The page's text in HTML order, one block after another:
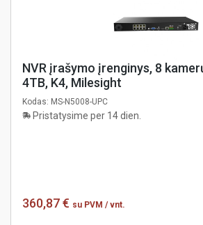
NVR įrašymo įrenginys, 8
4TB, K4, Milesight
Kodas: MS-N5008-UPC
Pristatysime per 14 dien.
360,87 € su PVM / vnt.